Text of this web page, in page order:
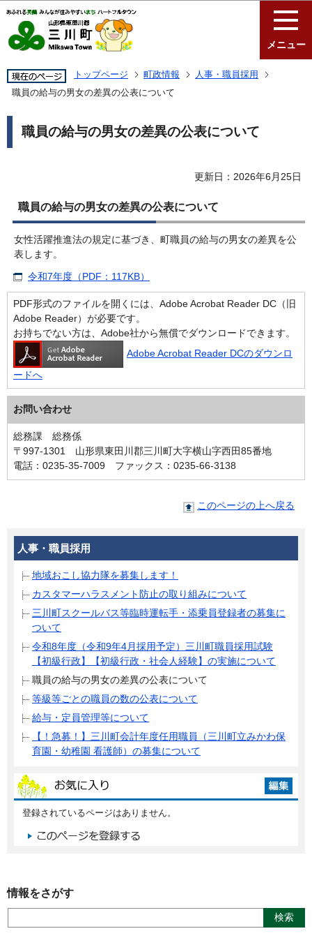
メニュー
トップページ 町政情報
人事・職員採用
職員の給与の男女の差異の公表について
職員の給与の男女の差異の公表について
更新日：2026年6月25日
職員の給与の男女の差異の公表について
女性活躍推進法の規定に基づき、町職員の給与の男女の差異を公
表します。
令和7年度（PDF：117KB）
PDF形式のファイルを開くには、Adobe Acrobat Reader DC（旧
Adobe Reader）が必要です。
お持ちでない方は、Adobe社から無償でダウンロードできます。
Adobe Acrobat Reader DCのダウンロ
ードへ
お問い合わせ
総務課 総務係
〒997-1301 山形県東田川郡三川町大字横山字西田85番地
電話：0235-35-7009 ファックス：0235-66-3138
このページの上へ戻る
人事・職員採用
地域おこし協力隊を募集します！
カスタマーハラスメント防止の取り組みについて
三川町スクールバス等臨時運転手・添乗員登録者の募集に
ついて
令和8年度（令和9年4月採用予定）三川町職員採用試験
【初級行政】【初級行政・社会人経験】の実施について
職員の給与の男女の差異の公表について
等級等ごとの職員の数の公表について
給与・定員管理等について
【！急募！】三川町会計年度任用職員（三川町立みかわ保
育園・幼稚園 看護師）の募集について
登録されているページはありません。
情報をさがす